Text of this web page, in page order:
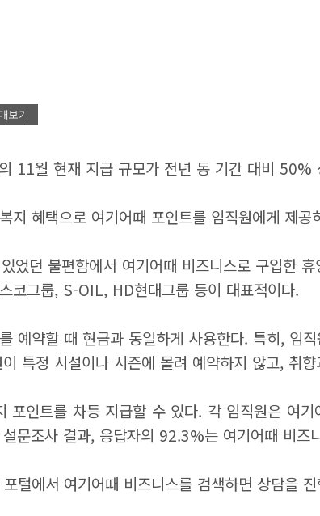
보기
11월 현재 지급 규모가 전년 동 기간 대비 50%
지 혜택으로 여기어때 포인트를 임직원에게 제
었던 불편함에서 여기어때 비즈니스로 구입한
코그룹, S-OIL, HD현대그룹 등이 대표적이다.
예약할 때 현금과 동일하게 사용한다. 특히, 임
특정 시설이나 시즌에 몰려 예약하지 않고, 취
포인트를 차등 지급할 수 있다. 각 임직원은 여
문조사 결과, 응답자의 92.3%는 여기어때 비즈
털에서 여기어때 비즈니스를 검색하면 상담을